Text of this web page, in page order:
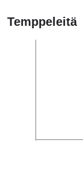
Temppeleitä